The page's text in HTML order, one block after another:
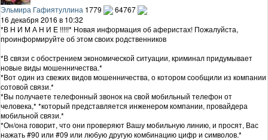
Эльмира Гафиятуллина 1779
64767
16 декабря 2016 в 10:32
*В Н И М А Н И Е !!!!!* Новая информация об аферистах! Пожалуйста,
проинформируйте об этом своих родственников
*В связи с обострением экономической ситуации, криминал придумывает
новые виды мошенничества.*
*Вот один из свежих видов мошенничества, о котором сообщили из компании
сотовой связи.*
*Вы получаете телефонный звонок на свой мобильный телефон от
человека,* *который представляется инженером компании, провайдера
мобильной связи.*
*Он/она говорит, что они проверяют Вашу мобильную линию, и просят, Вас
нажать #90 или #09 или любую другую комбинацию цифр и символов.*